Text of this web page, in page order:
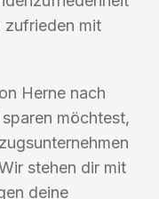
zufrieden mit
Herne nach
möchtest,
stehen dir mit
deine